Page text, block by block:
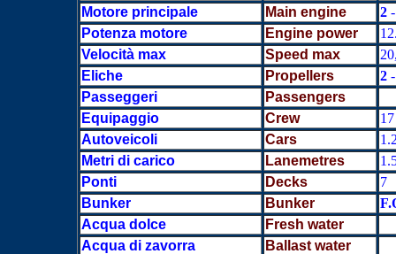
Motore principale
Main engine 2-
Potenza motore
Engine power
Velocità max
Speed max
Eliche
Propellers 2-
Passeggeri
Passengers
Equipaggio
Crew
17
Autoveicoli
Cars
Metri di carico
Lanemetres
Ponti
Decks
7
Bunker
Bunker
Acqua dolce
Fresh water
Acqua di zavorra
Ballast water